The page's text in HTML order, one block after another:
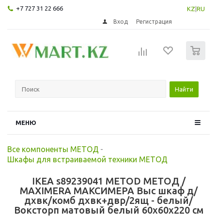
+7 727 31 22 666 KZ RU
Вход Регистрация
Найти
МЕНЮ
Все компоненты МЕТОД -
Шкафы для встраиваемой техники МЕТОД
IKEA s89239041 METOD МЕТОД /
MAXIMERA МАКСИМЕРА Выс шкаф д/
дхвк/комб дхвк+двр/2ящ - белый/
Воксторп матовый белый 60x60x220 см